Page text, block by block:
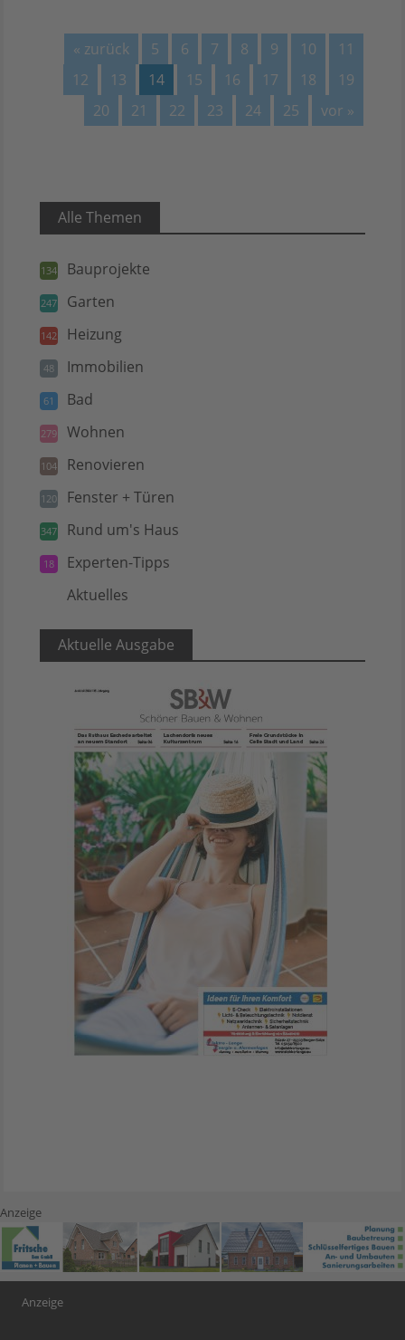
« zurück 5 6 7 8 9 10
11
12
13 14 15 16 17 18
19
20
21 22 23 24 25 vor »
Alle Themen
134 Bauprojekte
247 Garten
142 Heizung
48 Immobilien
61 Bad
279 Wohnen
104 Renovieren
120 Fenster + Türen
347 Rund um's Haus
18 Experten-Tipps
Aktuelles
Aktuelle Ausgabe
Anzeige
Anzeige